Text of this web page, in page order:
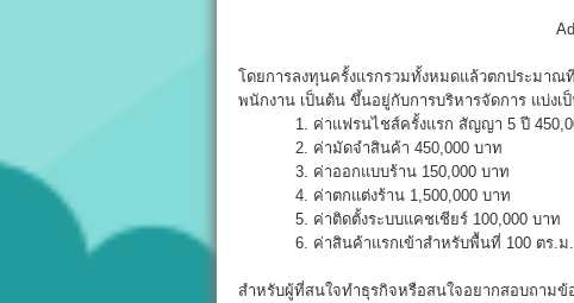
โดยการลงทุนครั้งแรกรวมทั้งหมดแล้วตกประมาณ
พนักงาน เป็นต้น ขึ้นอยู่กับการบริหารจัดการ แบ่งเ
1. ค่าแฟรนไชส์ครั้งแรก สัญญา 5 ปี
2. ค่ามัดจำสินค้า 450,000 บาท
3. ค่าออกแบบร้าน 150,000 บาท
4. ค่าตกแต่งร้าน 1,500,000 บาท
5. ค่าติดตั้งระบบแคชเชียร์ 100,000 บาท
6. ค่าสินค้าแรกเข้าสำหรับพื้นที่ 100 ตร.ม.
สำหรับผู้ที่สนใจทำธุรกิจหรือสนใจอยากสอบถามข้